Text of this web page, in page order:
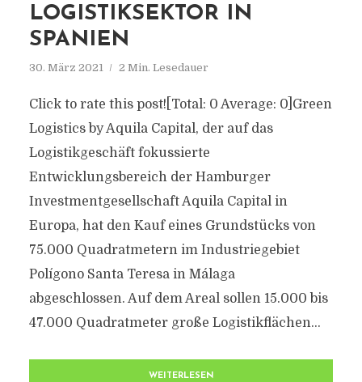
LOGISTIKSEKTOR IN
SPANIEN
30. März 2021 2 Min. Lesedauer
Click to rate this post![Total: 0 Average: 0]Green
Logistics by Aquila Capital, der auf das
Logistikgeschäft fokussierte
Entwicklungsbereich der Hamburger
Investmentgesellschaft Aquila Capital in
Europa, hat den Kauf eines Grundstücks von
75.000 Quadratmetern im Industriegebiet
Polígono Santa Teresa in Málaga
abgeschlossen. Auf dem Areal sollen 15.000 bis
47.000 Quadratmeter große Logistikflächen...
WEITERLESEN